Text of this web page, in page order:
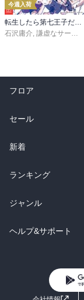
今週入荷
石沢庸介 謙虚なサークル
フロア
総合
ラノベ
雑誌・グラビア
BL・TL
セール
総合
ラノベ
雑誌・グラビア
BL・TL
新着
総合
ラノベ
雑誌・グラビア
ランキング
総合
ラノベ
ジャンル
コミック
ライトノベル
ヘルプ&サポート
よくあるご質問